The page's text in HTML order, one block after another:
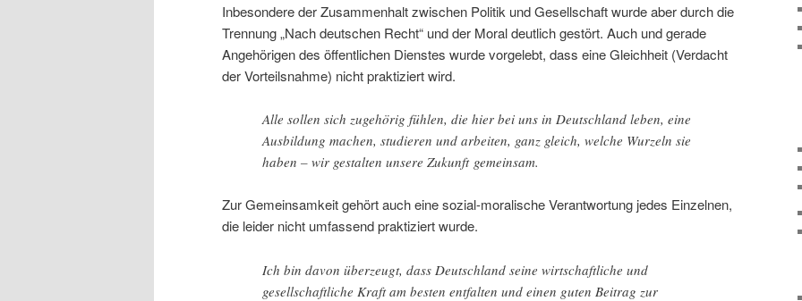
Inbesondere der Zusammenhalt zwischen Politik und Gesellschaft wurde aber durch die
Trennung „Nach deutschen Recht“ und der Moral deutlich gestört. Auch und gerade
Angehörigen des öffentlichen Dienstes wurde vorgelebt, dass eine Gleichheit (Verdacht
der Vorteilsnahme) nicht praktiziert wird.
Alle sollen sich zugehörig fühlen, die hier bei uns in Deutschland leben, eine
Ausbildung machen, studieren und arbeiten, ganz gleich, welche Wurzeln sie
haben – wir gestalten unsere Zukunft gemeinsam.
Zur Gemeinsamkeit gehört auch eine sozial-moralische Verantwortung jedes Einzelnen,
die leider nicht umfassend praktiziert wurde.
Ich bin davon überzeugt, dass Deutschland seine wirtschaftliche und
gesellschaftliche Kraft am besten entfalten und einen guten Beitrag zur